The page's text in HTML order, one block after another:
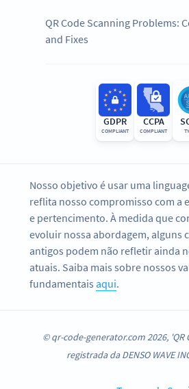
QR Code Scanning Problems:
and Fixes
GDPR
COMPLIANT
CCPA
COMPLIANT
Nosso objetivo é usar uma
reflita nosso compromisso com a
e pertencimento. À medida que
evoluir nossa abordagem, alguns
antigos podem não refletir ainda
atuais. Saiba mais sobre nossos
fundamentaisaqui.
© qr-code-generator.com 2026, 'QR
registrada da DENSO WAVE